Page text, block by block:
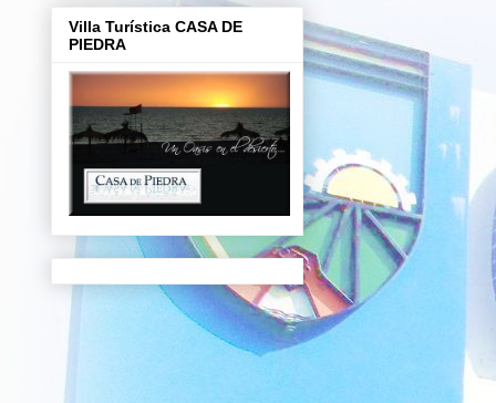
Villa Turística CASA DE
PIEDRA